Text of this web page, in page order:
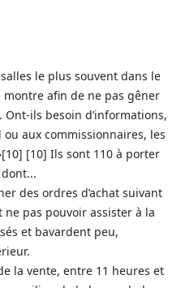
le plus souvent dans le
montre afin de ne pas gêner
ils besoin d’informations,
aux commissionnaires, les
[10] Ils sont 110 à porter
des ordres d’achat suivant
ne pas pouvoir assister à la
et bavardent peu,
la vente, entre 11 heures et